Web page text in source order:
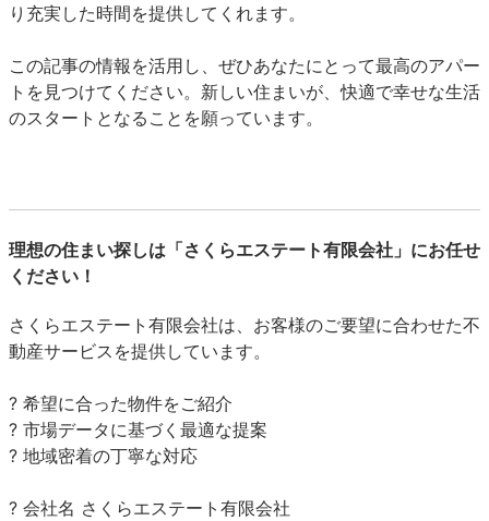
り充実した時間を提供してくれます。
この記事の情報を活用し、ぜひあなたにとって最高のアパー
トを見つけてください。新しい住まいが、快適で幸せな生活
のスタートとなることを願っています。
理想の住まい探しは「さくらエステート有限会社」にお任せ
ください！
さくらエステート有限会社は、お客様のご要望に合わせた不
動産サービスを提供しています。
? 希望に合った物件をご紹介
? 市場データに基づく最適な提案
? 地域密着の丁寧な対応
? 会社名 さくらエステート有限会社